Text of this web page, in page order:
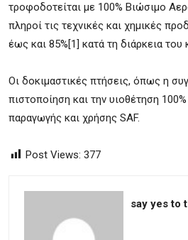
τροφοδοτείται με 100% Βιώσιμο
πληροί τις τεχνικές και χημικές
έως και 85%[1] κατά τη διάρκεια
Οι δοκιμαστικές πτήσεις, όπως η
πιστοποίηση και την υιοθέτηση
παραγωγής και χρήσης SAF.
Post Views: 377
say yes to